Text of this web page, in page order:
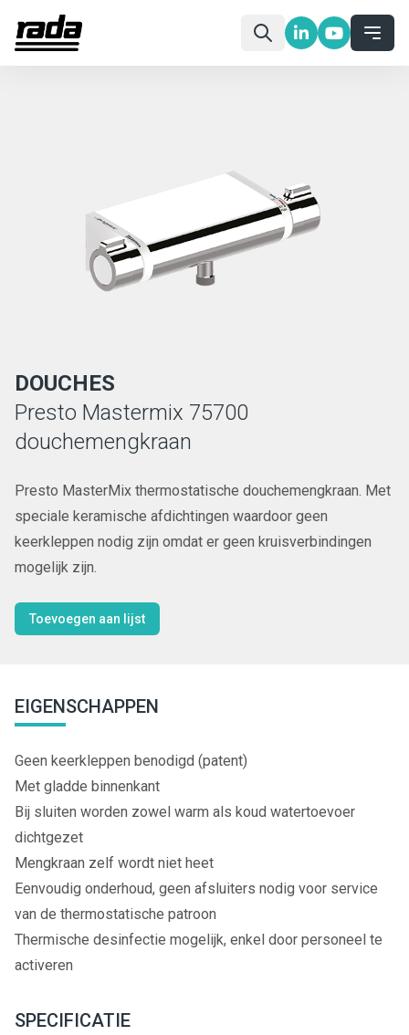
DOUCHES
Presto Mastermix 75700
douchemengkraan
Presto MasterMix thermostatische douchemengkraan. Met
speciale keramische afdichtingen waardoor geen
keerkleppen nodig zijn omdat er geen kruisverbindingen
mogelijk zijn.
Toevoegen aan lijst
EIGENSCHAPPEN
Geen keerkleppen benodigd (patent)
Met gladde binnenkant
Bij sluiten worden zowel warm als koud watertoevoer
dichtgezet
Mengkraan zelf wordt niet heet
Eenvoudig onderhoud, geen afsluiters nodig voor service
van de thermostatische patroon
Thermische desinfectie mogelijk, enkel door personeel te
activeren
SPECIFICATIE